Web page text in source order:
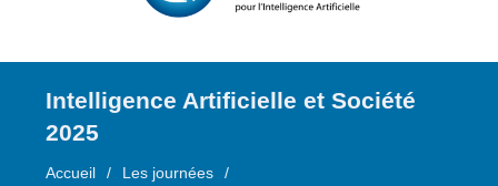
Intelligence Artificielle et Société
2025
Accueil
Les journées